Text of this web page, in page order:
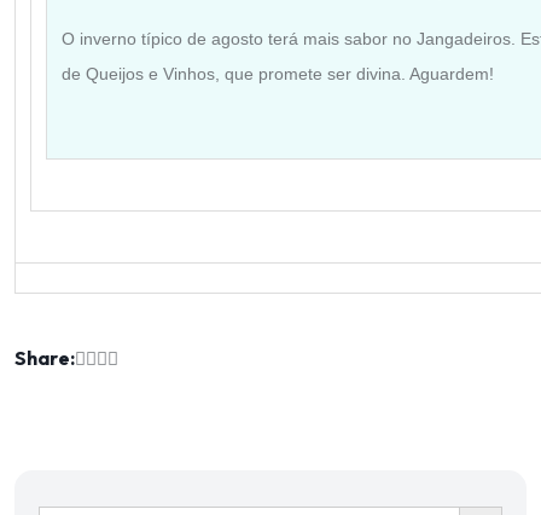
O inverno típico de agosto terá mais sabor no Jangadeiros.
de Queijos e Vinhos, que promete ser divina. Aguardem!
Share:
Ir